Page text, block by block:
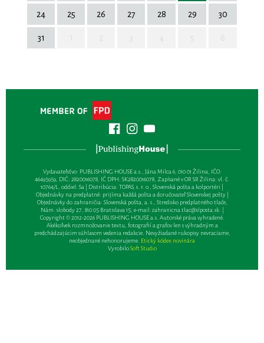
24 25 26 27 28 29 30
31
Vydavateľsťvo: PUBLISHING HOUSE a.s., Jána Milca 6, 010 01 Žilina, IČO:
46495959, DIČ: 2820016078, IČ DPH: SK2820016078, Zapísané v OR SR Žilina: vl. č.
10764/L, oddiel: Sa | Distribúcia: TOPAS, s. r. o., Slovenská pošta a kolportéri |
Objednávky na predplatné: prijíma každá pošta a doručovateľ Slovenskej pošty |
Objednávky do zahraničia: Slovenská pošta, a. s., Stredisko predplatného tlače,
Nám. slobody 27, 810 05 Bratislava 15, e-mail:zahranicna.tlac@slposta.sk. |
Copyright © 2012-2026 PUBLISHING HOUSE a.s. Autorské práva vyhradené.
Akékoľvek rozmnožovanie textu, fotografií a grafov len s výhradným a
predchádzajúcim súhlasom vedenia redakcie. Nevyžiadané rukopisy nevraciame,
neobjednané nehonorujeme. Etický kódex novinára
VyrobiloSoft Studio